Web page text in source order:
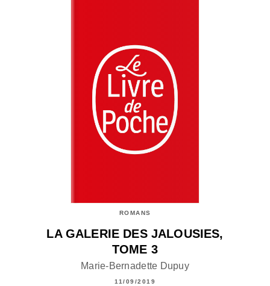
ROMANS
LA GALERIE DES JALOUSIES,
TOME 3
Marie-Bernadette Dupuy
11/09/2019